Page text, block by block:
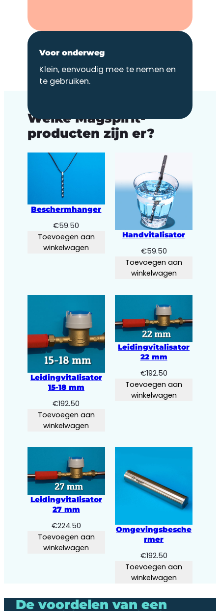
Voor onderweg
Klein, eenvoudig mee te nemen en
te gebruiken.
Welke Magspirit-
producten zijn er?
Beschermhanger
€59.50
Toevoegen aan
winkelwagen
Handvitalisator
€59.50
Toevoegen aan
winkelwagen
Leidingvitalisator
15-18 mm
€192.50
Toevoegen aan
winkelwagen
Leidingvitalisator
22 mm
€192.50
Toevoegen aan
winkelwagen
Leidingvitalisator
27 mm
€224.50
Toevoegen aan
winkelwagen
Omgevingsbesche
rmer
€192.50
Toevoegen aan
winkelwagen
De voordelen van een